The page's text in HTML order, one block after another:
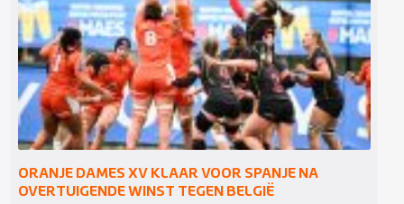
ORANJE DAMES XV KLAAR VOOR SPANJE NA
OVERTUIGENDE WINST TEGEN BELGIË